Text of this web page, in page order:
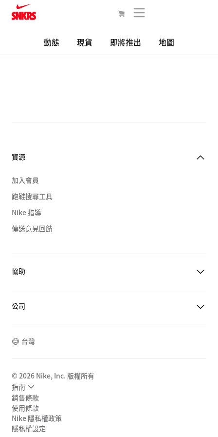
動態 現貨 即將推出 地圖
資源
加入會員
跑鞋搜尋工具
Nike 指導
傳送意見回饋
協助
公司
台灣
© 2026 Nike, Inc. 版權所有
指南
銷售條款
使用條款
Nike 隱私權政策
隱私權設定